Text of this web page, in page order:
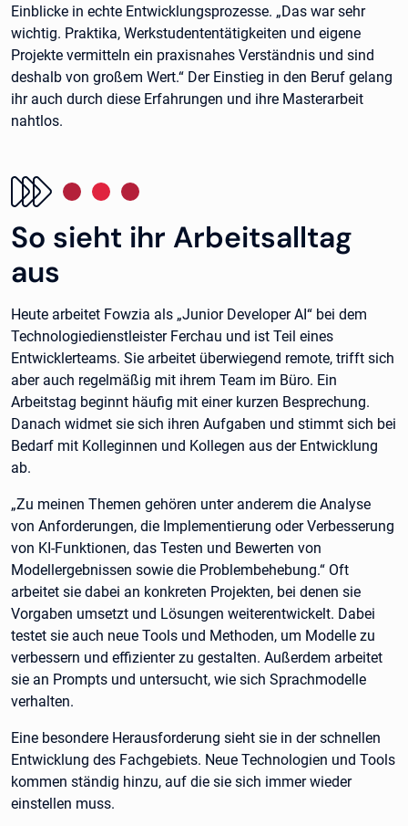
Einblicke in echte Entwicklungsprozesse. „Das war sehr
wichtig. Praktika, Werkstudententätigkeiten und eigene
Projekte vermitteln ein praxisnahes Verständnis und sind
deshalb von großem Wert.“ Der Einstieg in den Beruf gelang
ihr auch durch diese Erfahrungen und ihre Masterarbeit
nahtlos.
So sieht ihr Arbeitsalltag
aus
Heute arbeitet Fowzia als „Junior Developer AI“ bei dem
Technologiedienstleister Ferchau und ist Teil eines
Entwicklerteams. Sie arbeitet überwiegend remote, trifft sich
aber auch regelmäßig mit ihrem Team im Büro. Ein
Arbeitstag beginnt häufig mit einer kurzen Besprechung.
Danach widmet sie sich ihren Aufgaben und stimmt sich bei
Bedarf mit Kolleginnen und Kollegen aus der Entwicklung
ab.
„Zu meinen Themen gehören unter anderem die Analyse
von Anforderungen, die Implementierung oder Verbesserung
von KI-Funktionen, das Testen und Bewerten von
Modellergebnissen sowie die Problembehebung.“ Oft
arbeitet sie dabei an konkreten Projekten, bei denen sie
Vorgaben umsetzt und Lösungen weiterentwickelt. Dabei
testet sie auch neue Tools und Methoden, um Modelle zu
verbessern und effizienter zu gestalten. Außerdem arbeitet
sie an Prompts und untersucht, wie sich Sprachmodelle
verhalten.
Eine besondere Herausforderung sieht sie in der schnellen
Entwicklung des Fachgebiets. Neue Technologien und Tools
kommen ständig hinzu, auf die sie sich immer wieder
einstellen muss.